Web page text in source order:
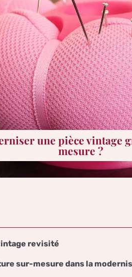
une pièce vintage
mesure ?
revisité
sur-mesure dans la